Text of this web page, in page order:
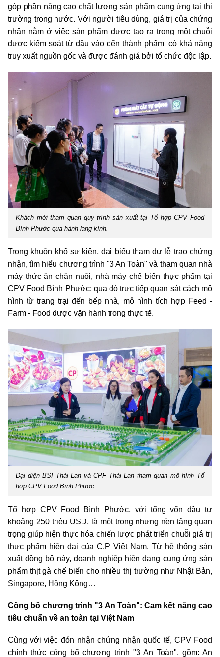
góp phần nâng cao chất lượng sản phẩm cung ứng tại thị
trường trong nước. Với người tiêu dùng, giá trị của chứng
nhận nằm ở việc sản phẩm được tạo ra trong một chuỗi
được kiểm soát từ đầu vào đến thành phẩm, có khả năng
truy xuất nguồn gốc và được đánh giá bởi tổ chức độc lập.
Khách mời tham quan quy trình sản xuất tại Tổ hợp CPV Food
Bình Phước qua hành lang kính.
Trong khuôn khổ sự kiện, đại biểu tham dự lễ trao chứng
nhận, tìm hiểu chương trình "3 An Toàn" và tham quan nhà
máy thức ăn chăn nuôi, nhà máy chế biến thực phẩm tại
CPV Food Bình Phước; qua đó trực tiếp quan sát cách mô
hình từ trang trại đến bếp nhà, mô hình tích hợp Feed -
Farm - Food được vận hành trong thực tế.
Đại diện BSI Thái Lan và CPF Thái Lan tham quan mô hình Tổ
hợp CPV Food Bình Phước.
Tổ hợp CPV Food Bình Phước, với tổng vốn đầu tư
khoảng 250 triệu USD, là một trong những nền tảng quan
trọng giúp hiện thực hóa chiến lược phát triển chuỗi giá trị
thực phẩm hiện đại của C.P. Việt Nam. Từ hệ thống sản
xuất đồng bộ này, doanh nghiệp hiện đang cung ứng sản
phẩm thịt gà chế biến cho nhiều thị trường như Nhật Bản,
Singapore, Hồng Kông…
Công bố chương trình "3 An Toàn": Cam kết nâng cao
tiêu chuẩn về an toàn tại Việt Nam
Cùng với việc đón nhận chứng nhận quốc tế, CPV Food
chính thức công bố chương trình "3 An Toàn", gồm: An